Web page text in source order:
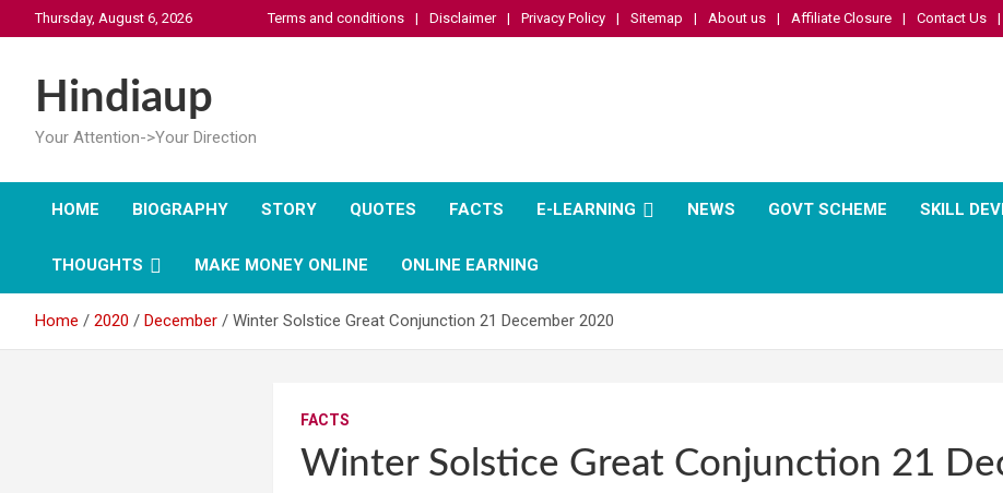
to
Thursday, August 6, 2026 Terms and conditions Disclaimer Privacy Policy Sitemap About us Affiliate Closure Contact Us
Hindiaup
Your Attention->Your Direction
HOME BIOGRAPHY STORY QUOTES FACTS E-LEARNING NEWS GOVT SCHEME SKILL
THOUGHTS MAKE MONEY ONLINE ONLINE EARNING
Home 2020 December Winter Solstice Great Conjunction 21 December 2020
FACTS
Winter Solstice Great Conjunction 21